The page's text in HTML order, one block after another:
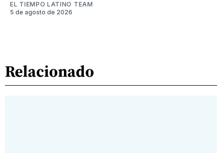
EL TIEMPO LATINO TEAM
5 de agosto de 2026
Relacionado